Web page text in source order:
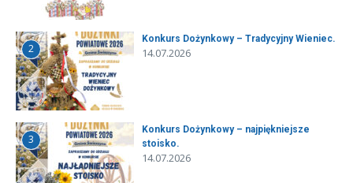
2
Konkurs Dożynkowy – Tradycyjny Wieniec.
14.07.2026
3
Konkurs Dożynkowy – najpiękniejsze
stoisko.
14.07.2026